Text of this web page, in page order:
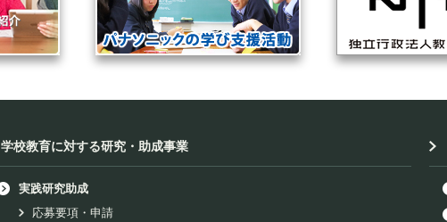
学校教育に対する研究・助成事業
実践研究助成
応募要項・申請